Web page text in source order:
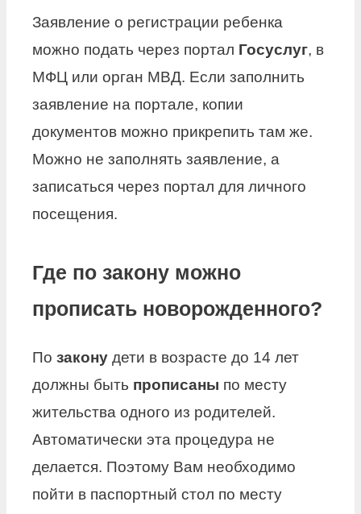
Заявление о регистрации ребенка
можно подать через портал Госуслуг, в
МФЦ или орган МВД. Если заполнить
заявление на портале, копии
документов можно прикрепить там же.
Можно не заполнять заявление, а
записаться через портал для личного
посещения.
Где по закону можно
прописать новорожденного?
По закону дети в возрасте до 14 лет
должны быть прописаны по месту
жительства одного из родителей.
Автоматически эта процедура не
делается. Поэтому Вам необходимо
пойти в паспортный стол по месту